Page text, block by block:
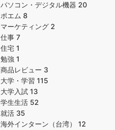
パソコン・デジタル機器 20
ポエム 8
マーケティング 2
仕事 7
住宅 1
勉強 1
商品レビュー 3
大学・学習 115
大学入試 13
学生生活 52
就活 35
海外インターン（台湾） 12